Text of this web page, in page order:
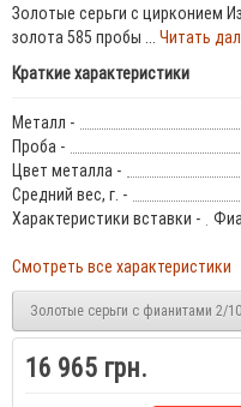
Золотые серьги с цирконием
золота 585 пробы ... Читать
Краткие характеристики
Металл -
Проба -
Цвет металла -
Средний вес, г. -
Характеристики вставки -
Смотреть все характеристики
Золотые серьги с фианитами 2/
16 965 грн.